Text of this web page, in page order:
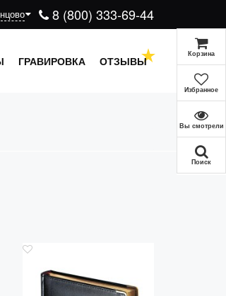
8 (800) 333-69-44
ГРАВИРОВКА ОТЗЫВЫ
Корзина
Избранное
Вы смотрели
Поиск